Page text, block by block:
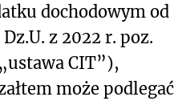
dochodowym od
z 2022 r. poz.
CIT”),
może podlegać